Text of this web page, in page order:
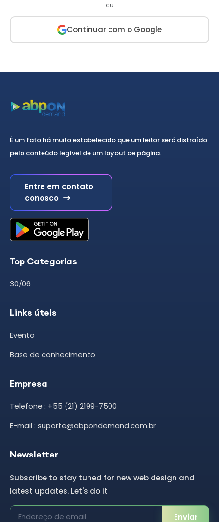
ou
Continuar com o Google
É um fato há muito estabelecido que um leitor será distraído
pelo conteúdo legível de um layout de página.
Entre em contato
conosco
Top Categorias
30/06
Links úteis
Evento
Base de conhecimento
Empresa
Telefone : +55 (21) 2199-7500
E-mail : suporte@abpondemand.com.br
Newsletter
Subscribe to stay tuned for new web design and
latest updates. Let's do it!
Enviar